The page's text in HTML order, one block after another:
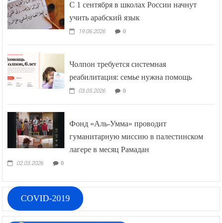
С 1 сентября в школах России начнут
учить арабский язык
19.06.2026 0
Чолпон требуется системная
реабилитация: семье нужна помощь
03.05.2026 0
Фонд «Аль-Умма» проводит
гуманитарную миссию в палестинском
лагере в месяц Рамадан
02.03.2026 0
COVID-2019